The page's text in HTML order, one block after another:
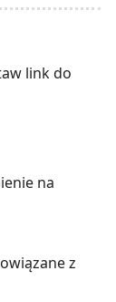
link do
na
z